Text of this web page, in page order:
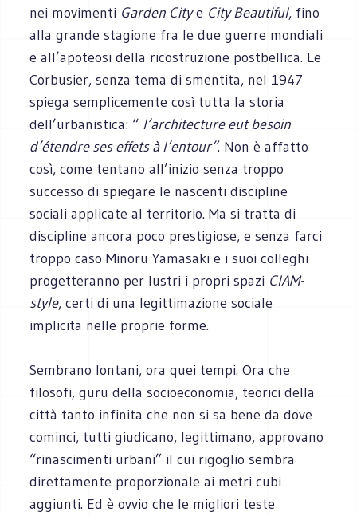
nei movimenti Garden Citye City Beautiful, fino
alla grande stagione fra le due guerre mondiali
e all’apoteosi della ricostruzione postbellica. Le
Corbusier, senza tema di smentita, nel 1947
spiega semplicemente così tutta la storia
dell’urbanistica: “ l’architecture eut besoin
d’étendre ses effets à l’entour”. Non è affatto
così, come tentano all’inizio senza troppo
successo di spiegare le nascenti discipline
sociali applicate al territorio. Ma si tratta di
discipline ancora poco prestigiose, e senza farci
troppo caso Minoru Yamasaki e i suoi colleghi
progetteranno per lustri i propri spazi CIAM-
style, certi di una legittimazione sociale
implicita nelle proprie forme.
Sembrano lontani, ora quei tempi. Ora che
filosofi, guru della socioeconomia, teorici della
città tanto infinita che non si sa bene da dove
cominci, tutti giudicano, legittimano, approvano
“rinascimenti urbani” il cui rigoglio sembra
direttamente proporzionale ai metri cubi
aggiunti. Ed è ovvio che le migliori teste